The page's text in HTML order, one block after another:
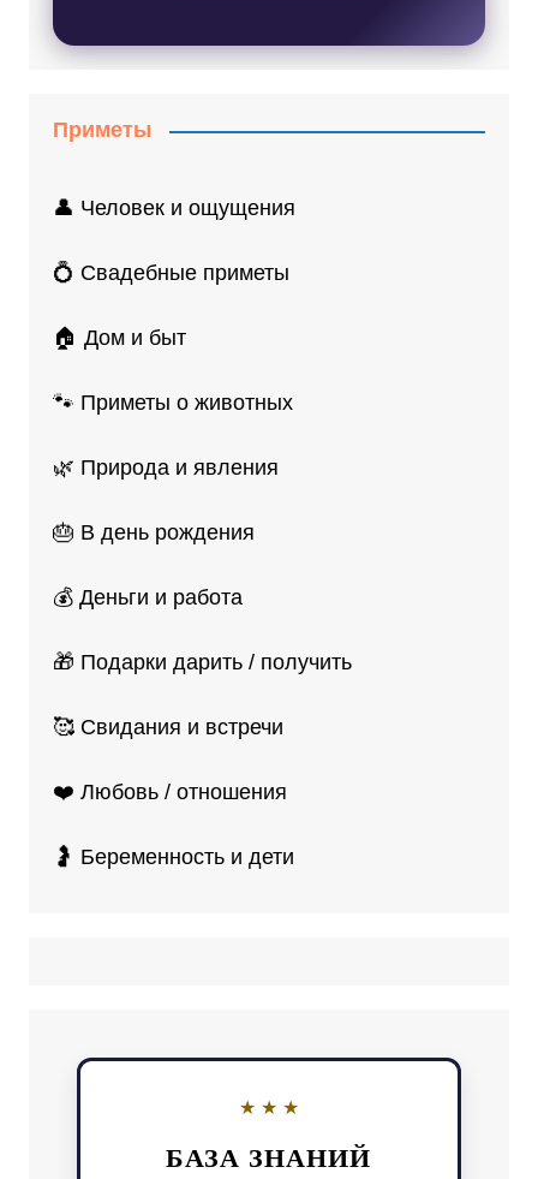
Приметы
👤 Человек и ощущения
💍 Свадебные приметы
🏠 Дом и быт
🐾 Приметы о животных
🌿 Природа и явления
🎂 В день рождения
💰 Деньги и работа
🎁 Подарки дарить / получить
🥰 Свидания и встречи
❤️ Любовь / отношения
🤰 Беременность и дети
БАЗА ЗНАНИЙ